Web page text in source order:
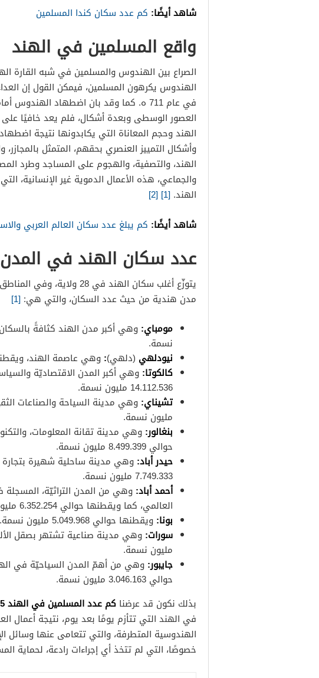
شاهد أيضًا: كم عدد سكان كندا المسلمين
واقع المسلمين في الهند
الصراع بين الهندوس والمسلمين في شبه القارة
الهندوس يكرهون المسلمين، فيمكن القول إن
في عام 711 ه. كما وقد بان اضطهاد
العصور الوسطى وبعدة أشكال، فلم يعد خافيًا
الهند وحجم المعاناة التي يكابدونها نتيجة
وأشكال التمييز العنصري بحقهم، المتمثل
الهند، والتصفية، والهجوم على المساجد وطرد
والجماعي، هذه الأعمال الدموية غير الإنسانية،
الهند. [1]
[2]
شاهد أيضًا: كم يبلغ عدد سكان العالم العربي
عدد سكان الهند في المدن
مدن هندية من حيث عدد السكان، والتي هي: [1]
مومباي:
نسمة.
نيودلهي (دلهي): وهي عاصمة الهند، ويقطنها 16.314.838
كالكوتا: وهي أكبر المدن الاقتصاديّة
14.112.536 مليون نسمة.
تشيناي:
مليون نسمة.
بنغالور: وهي مدينة تقانة المعلومات،
حوالي 8.499.399 مليون نسمة.
حيدر أباد: وهي مدينة ساحلية شهيرة بتجارة
7.749.333 مليون نسمة.
أحمد أباد: وهي من المدن التراثيّة،
العالمي، كما ويقطنها حوالي 6.352.254 مليون نسمة.
بونا: ويقطنها حوالي 5.049.968 مليون نسمة.
سورات:
مليون نسمة.
جايبور: وهي من أهمّ المدن السياحيّة في
حوالي 3.046.163 مليون نسمة.
بذلك نكون قد عرضنا كم عدد المسلمين في الهند 2025
في الهند التي تتأزم يومًا بعد يوم، نتيجة أعمال
الهندوسية المتطرفة، والتي تتعامى عنها وسائل
خصوصًا، التي لم تتخذ أي إجراءات رادعة، لحماية